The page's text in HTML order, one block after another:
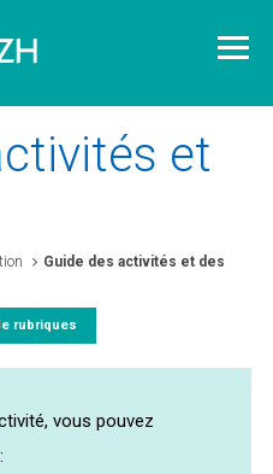
et
Guide des activités et des
rubriques
vous pouvez